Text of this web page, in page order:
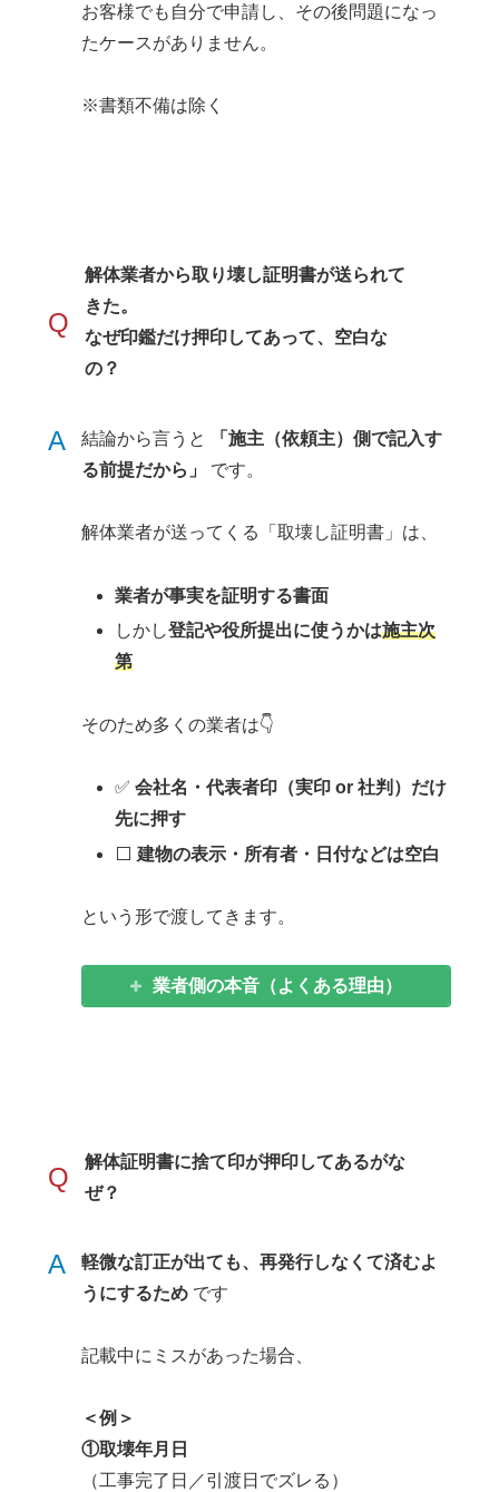
お客様でも自分で申請し、その後問題になっ
たケースがありません。
※書類不備は除く
Q
解体業者から取り壊し証明書が送られて
きた。
なぜ印鑑だけ押印してあって、空白な
の？
A 結論から言うと
「施主（依頼主）側で記入す
る前提だから」
です。
解体業者が送ってくる「取壊し証明書」は、
業者が事実を証明する書面
しかし登記や役所提出に使うかは施主次
第
そのため多くの業者は👇
✅ 会社名・代表者印（実印 or 社判）だけ
先に押す
⬜ 建物の表示・所有者・日付などは空白
という形で渡してきます。
業者側の本音（よくある理由）
Q
解体証明書に捨て印が押印してあるがな
ぜ？
A
軽微な訂正が出ても、再発行しなくて済むよ
うにするため です
記載中にミスがあった場合、
＜例＞
①取壊年月日
（工事完了日／引渡日でズレる）